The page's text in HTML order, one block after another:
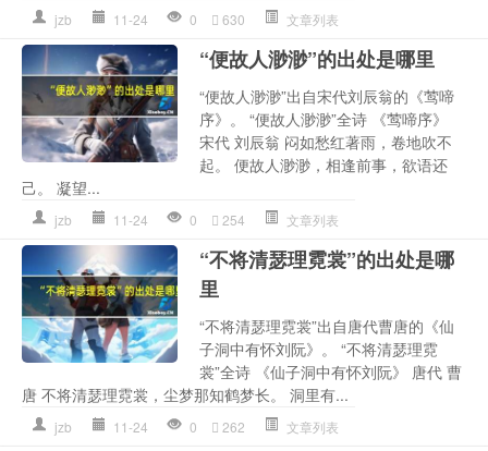
jzb 11-24 0 630 文章列表
“便故人渺渺”的出处是哪里
“便故人渺渺”出自宋代刘辰翁的《莺啼
序》。 “便故人渺渺”全诗 《莺啼序》
宋代 刘辰翁 闷如愁红著雨，卷地吹不
起。 便故人渺渺，相逢前事，欲语还
己。 凝望...
jzb 11-24 0 254 文章列表
“不将清瑟理霓裳”的出处是哪
里
“不将清瑟理霓裳”出自唐代曹唐的《仙
子洞中有怀刘阮》。 “不将清瑟理霓
裳”全诗 《仙子洞中有怀刘阮》 唐代 曹
唐 不将清瑟理霓裳，尘梦那知鹤梦长。 洞里有...
jzb 11-24 0 262 文章列表